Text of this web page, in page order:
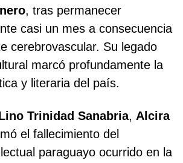
, tras permanecer
casi un mes a consecuencia
cerebrovascular. Su legado
marcó profundamente la
y literaria del país.
Trinidad Sanabria, Alcira
el fallecimiento del
paraguayo ocurrido en la